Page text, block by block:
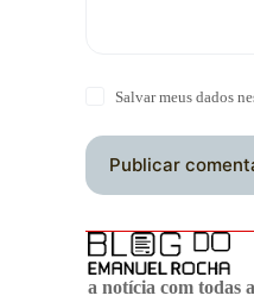
Salvar meus dados
Publicar
a notícia com todas